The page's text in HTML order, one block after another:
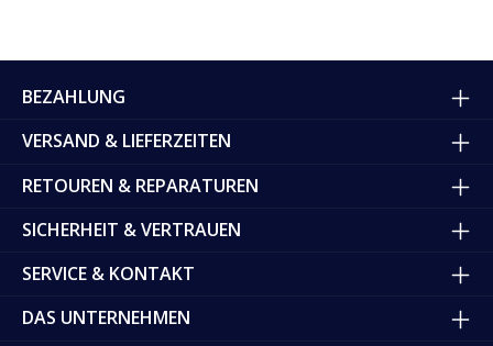
BEZAHLUNG
VERSAND & LIEFERZEITEN
RETOUREN & REPARATUREN
SICHERHEIT & VERTRAUEN
SERVICE & KONTAKT
DAS UNTERNEHMEN